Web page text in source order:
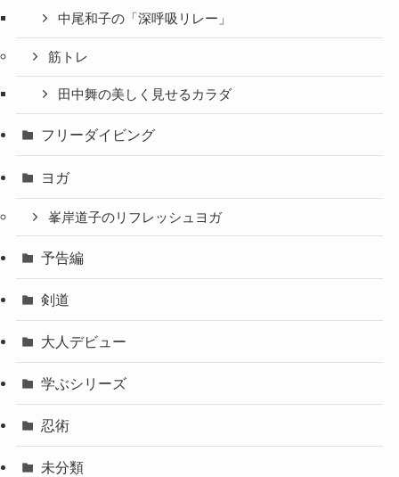
中尾和子の「深呼吸リレー」
筋トレ
田中舞の美しく見せるカラダ
フリーダイビング
ヨガ
峯岸道子のリフレッシュヨガ
予告編
剣道
大人デビュー
学ぶシリーズ
忍術
未分類